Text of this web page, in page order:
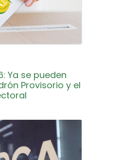
Ya se pueden
Provisorio y el